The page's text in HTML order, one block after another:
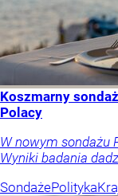
Koszmarny
Polacy
W nowym sondażu
Wyniki badania
SondażePolityka